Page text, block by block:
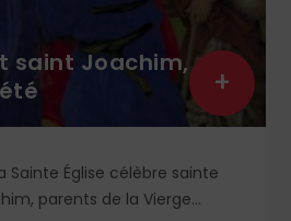
saint Joachim,
Sainte Église célèbre sainte
parents de la Vierge
+